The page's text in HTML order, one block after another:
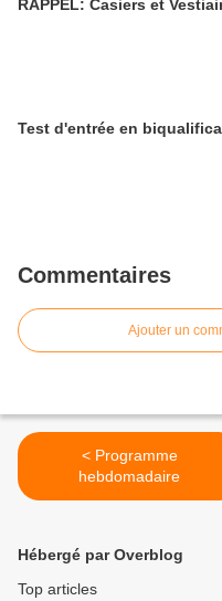
RAPPEL: Casiers et
Test d'entrée en
Commentaires
Ajouter un
< Programme
hebdomadaire
Hébergé par Overblog
Top articles